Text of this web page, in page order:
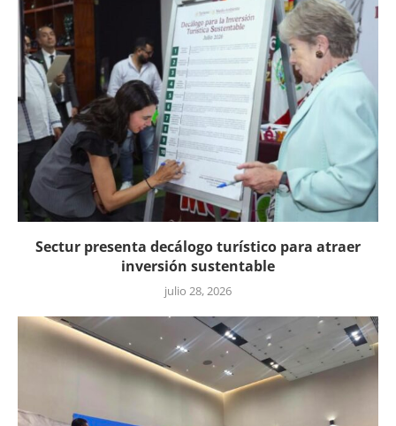
Sectur presenta decálogo turístico para atraer
inversión sustentable
julio 28, 2026